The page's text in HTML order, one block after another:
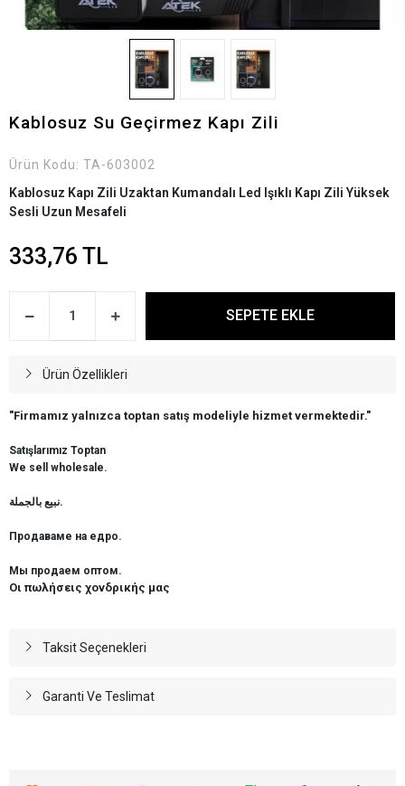
Kablosuz Su Geçirmez Kapı Zili
Ürün Kodu: TA-603002
Kablosuz Kapı Zili Uzaktan Kumandalı Led Işıklı Kapı Zili Yüksek
Sesli Uzun Mesafeli
333,76 TL
SEPETE EKLE
Ürün Özellikleri
"Firmamız yalnızca toptan satış modeliyle hizmet vermektedir."
Satışlarımız Toptan
We sell wholesale.
نبيع بالجملة.
Продаваме на едро.
Мы продаем оптом.
Οι πωλήσεις χονδρικής μας
Taksit Seçenekleri
Garanti Ve Teslimat